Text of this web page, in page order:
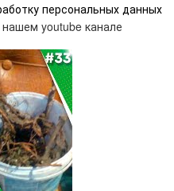
персональных данных
youtube канале